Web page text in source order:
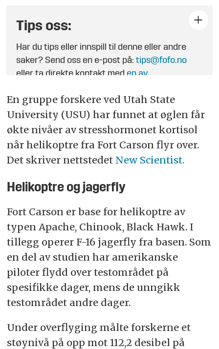
Tips oss:
Har du tips eller innspill til denne eller andre
saker? Send oss en e-post på:tips@fofo.no
eller ta direkte kontakt med en av
En gruppe forskere ved Utah State
University (USU) har funnet at øglen får
økte nivåer av stresshormonet kortisol
når helikoptre fra Fort Carson flyr over.
Det skriver nettstedet New Scientist.
Helikoptre og jagerfly
Fort Carson er base for helikoptre av
typen Apache, Chinook, Black Hawk. I
tillegg operer F-16 jagerfly fra basen. Som
en del av studien har amerikanske
piloter flydd over testområdet på
spesifikke dager, mens de unngikk
testområdet andre dager.
Under overflyging målte forskerne et
støynivå på opp mot 112,2 desibel på